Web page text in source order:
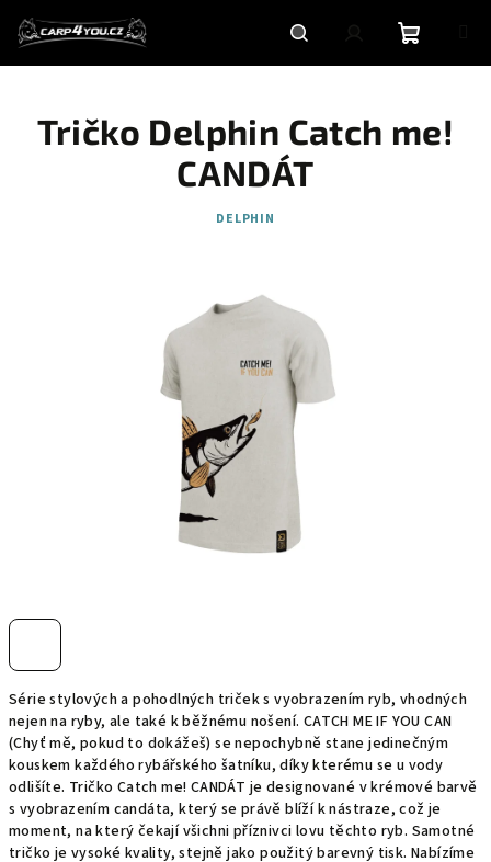
obsah
HledatPřihlášeníNákupní
košík
Série stylových a pohodlných triček s vyobrazením ryb, vhodných
nejen na ryby, ale také k běžnému nošení. CATCH ME IF YOU CAN
(Chyť mě, pokud to dokážeš) se nepochybně stane jedinečným
kouskem každého rybářského šatníku, díky kterému se u vody
odlišíte. Tričko Catch me! CANDÁT je designované v krémové barvě
s vyobrazením candáta, který se právě blíží k nástraze, což je
moment, na který čekají všichni příznivci lovu těchto ryb. Samotné
tričko je vysoké kvality, stejně jako použitý barevný tisk. Nabízíme
Tričko Delphin Catch me!
CANDÁT
DELPHIN